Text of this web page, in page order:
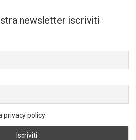
newsletter iscriviti
privacy policy